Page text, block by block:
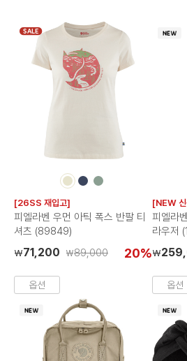
SALE
컬
칩
컬
컬
[26SS 재입고]
피엘라벤 우먼 아틱 폭스 반팔 티
셔츠 (89849)
₩71,200 ₩89,000 20%
옵션
[NEW
피엘라
라우저
₩
옵션